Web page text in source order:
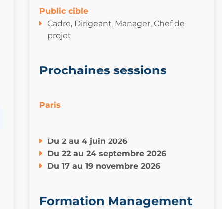
Public cible
Cadre, Dirigeant, Manager, Chef de
projet
Prochaines sessions
Paris
Du 2 au 4 juin 2026
Du 22 au 24 septembre 2026
Du 17 au 19 novembre 2026
Formation Management